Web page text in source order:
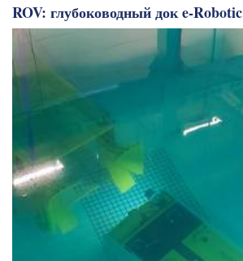
ROV: глубоководный док e-Robotic